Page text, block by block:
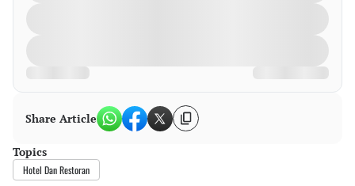
Share Article
Topics
Hotel Dan Restoran